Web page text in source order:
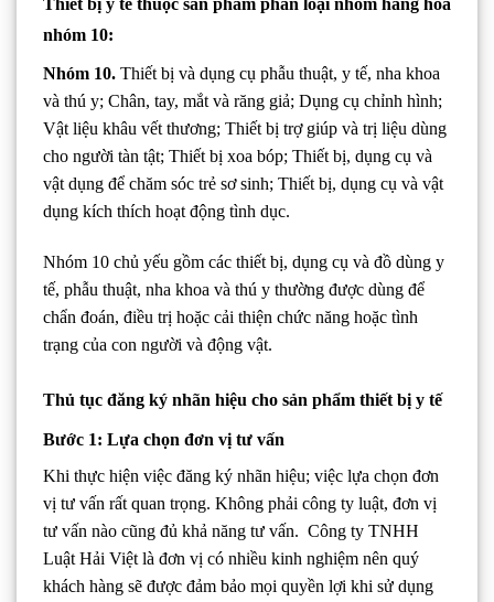
Thiết bị y tế thuộc sản phẩm phân loại nhóm hàng hóa
nhóm 10:
Nhóm 10. Thiết bị và dụng cụ phẫu thuật, y tế, nha khoa
và thú y; Chân, tay, mắt và răng giả; Dụng cụ chỉnh hình;
Vật liệu khâu vết thương; Thiết bị trợ giúp và trị liệu dùng
cho người tàn tật; Thiết bị xoa bóp; Thiết bị, dụng cụ và
vật dụng để chăm sóc trẻ sơ sinh; Thiết bị, dụng cụ và vật
dụng kích thích hoạt động tình dục.
Nhóm 10 chủ yếu gồm các thiết bị, dụng cụ và đồ dùng y
tế, phẫu thuật, nha khoa và thú y thường được dùng để
chẩn đoán, điều trị hoặc cải thiện chức năng hoặc tình
trạng của con người và động vật.
Thủ tục đăng ký nhãn hiệu cho sản phẩm thiết bị y tế
Bước 1: Lựa chọn đơn vị tư vấn
Khi thực hiện việc đăng ký nhãn hiệu; việc lựa chọn đơn
vị tư vấn rất quan trọng. Không phải công ty luật, đơn vị
tư vấn nào cũng đủ khả năng tư vấn. Công ty TNHH
Luật Hải Việt là đơn vị có nhiều kinh nghiệm nên quý
khách hàng sẽ được đảm bảo mọi quyền lợi khi sử dụng